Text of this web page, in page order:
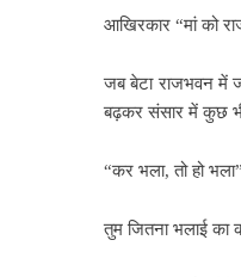
आखिरकार “मां को
जब बेटा राजभवन में
बढ़कर संसार में कुछ
“कर भला, तो हो भला”
तुम जितना भलाई का